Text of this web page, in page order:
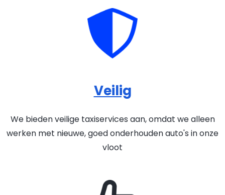
Veilig
We bieden veilige taxiservices aan, omdat we alleen
werken met nieuwe, goed onderhouden auto's in onze
vloot